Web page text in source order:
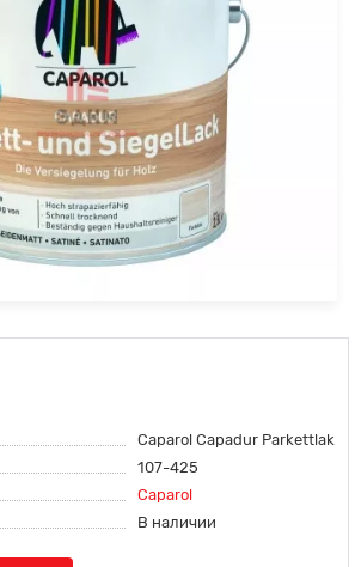
Caparol Capadur Parkettlak
107-425
Caparol
В наличии